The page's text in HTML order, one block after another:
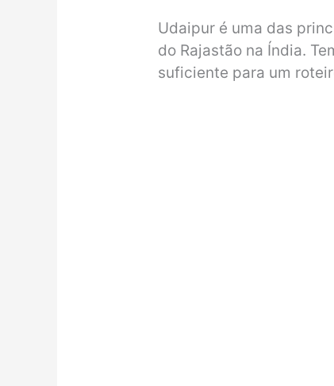
Udaipur é uma das
do Rajastão na Índia.
suficiente para um